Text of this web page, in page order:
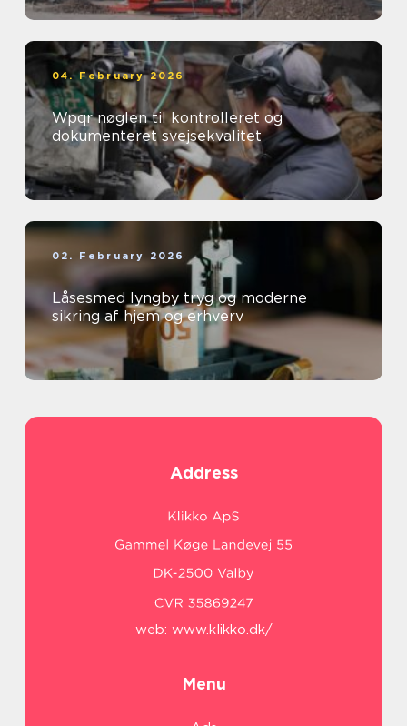
04. February 2026
Wpqr nøglen til kontrolleret og
dokumenteret svejsekvalitet
02. February 2026
Låsesmed lyngby tryg og moderne
sikring af hjem og erhverv
Address
web: www.klikko.dk/
Menu